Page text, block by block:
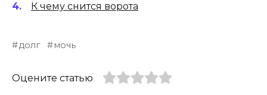
К чему снится ворота
долг мочь
Оцените статью